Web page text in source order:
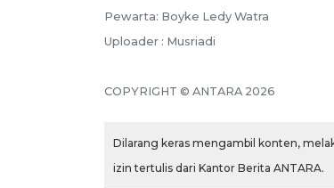
Pewarta: Boyke Ledy Watra
Uploader : Musriadi
COPYRIGHT © ANTARA 2026
Dilarang keras mengambil konten,
izin tertulis dari Kantor Berita ANTARA.